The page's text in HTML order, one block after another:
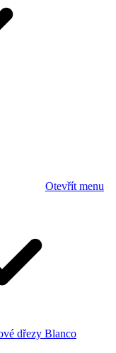
Otevřít menu
dřezy Blanco